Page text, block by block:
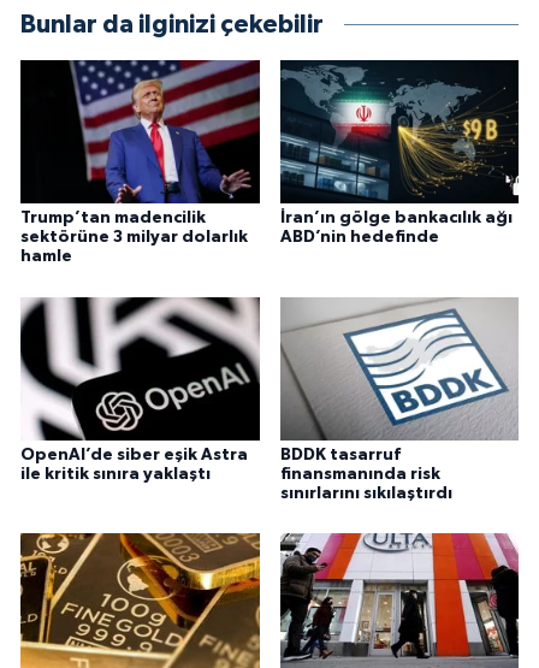
Bunlar da ilginizi çekebilir
Trump’tan madencilik
sektörüne 3 milyar dolarlık
hamle
İran’ın gölge bankacılık ağı
ABD’nin hedefinde
OpenAI’de siber eşik Astra
ile kritik sınıra yaklaştı
BDDK tasarruf
finansmanında risk
sınırlarını sıkılaştırdı